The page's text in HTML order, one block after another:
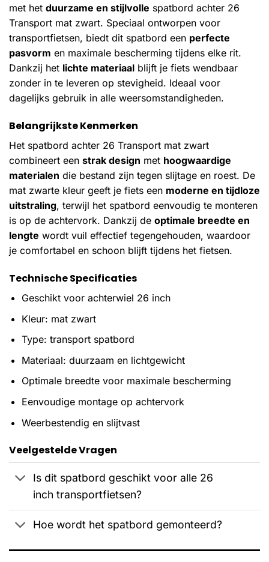
met het duurzame en stijlvolle spatbord achter 26
Transport mat zwart. Speciaal ontworpen voor
transportfietsen, biedt dit spatbord een perfecte
pasvorm en maximale bescherming tijdens elke rit.
Dankzij het lichte materiaal blijft je fiets wendbaar
zonder in te leveren op stevigheid. Ideaal voor
dagelijks gebruik in alle weersomstandigheden.
Belangrijkste Kenmerken
Het spatbord achter 26 Transport mat zwart
combineert een strak design met hoogwaardige
materialen die bestand zijn tegen slijtage en roest. De
mat zwarte kleur geeft je fiets een moderne en tijdloze
uitstraling, terwijl het spatbord eenvoudig te monteren
is op de achtervork. Dankzij de optimale breedte en
lengte wordt vuil effectief tegengehouden, waardoor
je comfortabel en schoon blijft tijdens het fietsen.
Technische Specificaties
Geschikt voor achterwiel 26 inch
Kleur: mat zwart
Type: transport spatbord
Materiaal: duurzaam en lichtgewicht
Optimale breedte voor maximale bescherming
Eenvoudige montage op achtervork
Weerbestendig en slijtvast
Veelgestelde Vragen
Is dit spatbord geschikt voor alle 26
inch transportfietsen?
Hoe wordt het spatbord gemonteerd?